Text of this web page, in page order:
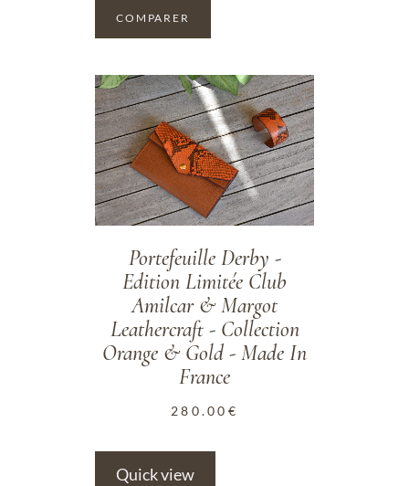
COMPARER
ADD TO WISHLIST
Portefeuille Derby -
Edition Limitée Club
Amilcar & Margot
Leathercraft - Collection
Orange & Gold - Made In
France
280.00 €
Quick view